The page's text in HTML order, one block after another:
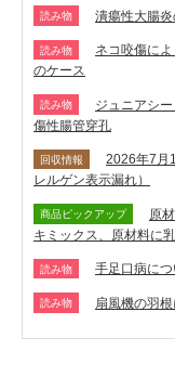
読み物 潰瘍性大腸
読み物
ネコ咬傷に
のケース
読み物
ジュニアシ
傷性腸管穿孔
回収情報
2026年7月
レルゲン表示漏れ）
商品ピックアップ
原
キミックス、原材料に
読み物 手足口病につ
読み物 扇風機の羽